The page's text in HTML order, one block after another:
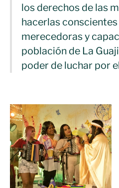
los derechos de las
hacerlas conscientes
merecedoras y
población de La
poder de luchar por